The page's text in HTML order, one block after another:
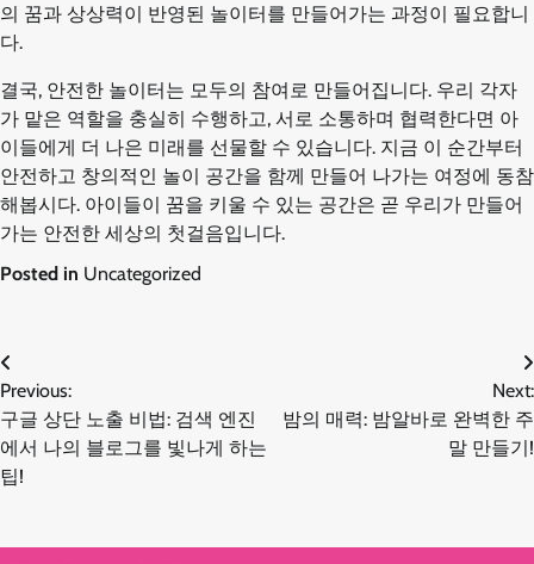
의 꿈과 상상력이 반영된 놀이터를 만들어가는 과정이 필요합니
다.
결국, 안전한 놀이터는 모두의 참여로 만들어집니다. 우리 각자
가 맡은 역할을 충실히 수행하고, 서로 소통하며 협력한다면 아
이들에게 더 나은 미래를 선물할 수 있습니다. 지금 이 순간부터
안전하고 창의적인 놀이 공간을 함께 만들어 나가는 여정에 동참
해봅시다. 아이들이 꿈을 키울 수 있는 공간은 곧 우리가 만들어
가는 안전한 세상의 첫걸음입니다.
Posted in Uncategorized
글
탐
Previous:
구글 상단 노출 비법: 검색 엔진
에서 나의 블로그를 빛나게 하는
팁!
Next:
밤의 매력: 밤알바로 완벽한 주
말 만들기!